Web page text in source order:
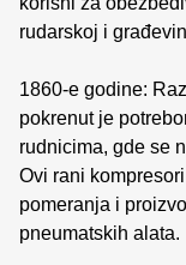
rudarskoj i
1860-e godine:
pokrenut je
rudnicima, gde se
Ovi rani
pomeranja i
pneumatskih alata.